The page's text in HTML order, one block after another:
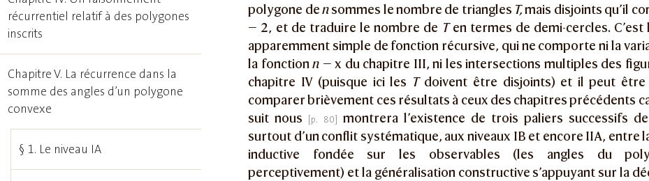
polygone densommes le nombre de triangles T,mais disjoints qu’il
— 2, et de traduire le nombre de Ten termes de demi-cercles.
apparemment simple de fonction récursive, qui ne comporte ni la
la fonctionn — x du chapitre III, ni les intersections multiples des
chapitre IV (puisque ici les Tdoivent être disjoints) et il peut être
comparer brièvement ces résultats à ceux des chapitres précédents
suit nous
montrera l’existence de trois paliers successifs
surtout d’un conflit systématique, aux niveaux IB et encore IIA, entre
inductive fondée sur les observables (les angles du
perceptivement) et la généralisation constructive s’appuyant sur la
récurrentiel relatif à des polygones
inscrits
Chapitre V. La récurrence dans la
somme des angles d’un polygone
convexe
§ 1. Le niveau IA